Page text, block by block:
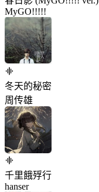
MyGO!!!!!
冬天的秘密
周传雄
千里餓殍行
hanser